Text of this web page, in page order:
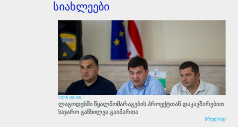
სიახლეები
2026-08-06
ლაგოდეხში წყალმომარაგების პროექტთან დაკავშირებით
საჯარო განხილვა გაიმართა
სრულად